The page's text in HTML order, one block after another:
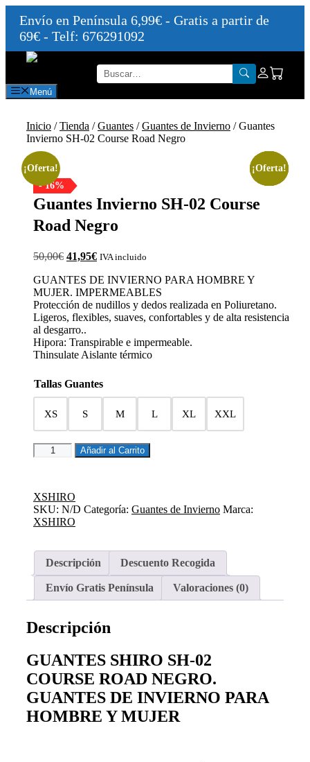
Envío en Península 6,99€ - Gratis a partir de
69€ - Telf: 676291092
Saltar
contenido
Menú
Inicio /Tienda /Guantes /Guantes de Invierno / Guantes
Invierno SH-02 Course Road Negro
¡Oferta!
- 16%
Guantes Invierno SH-02 Course
Road Negro
50,00€ El
original
era:
50,00€.
41,95€El
actual
es:
41,95€.
IVA incluido
GUANTES DE INVIERNO PARA HOMBRE Y
MUJER. IMPERMEABLES
Protección de nudillos y dedos realizada en Poliuretano.
Ligeros, flexibles, suaves, confortables y de alta resistencia
al desgarro..
Hipora: Transpirable e impermeable.
Thinsulate Aislante térmico
Tallas Guantes
XS S M L XL XXL
Guantes
Invierno
Course
Road
Negro
Añadir al Carrito
XSHIRO
SKU: N/D Categoría: Guantes de Invierno Marca:
XSHIRO
Descripción Descuento Recogida
Envío Gratis Península Valoraciones (0)
Descripción
GUANTES SHIRO SH-02
COURSE ROAD NEGRO.
GUANTES DE INVIERNO PARA
HOMBRE Y MUJER
¡Oferta!
¡Oferta!
¡Oferta!
¡Oferta!